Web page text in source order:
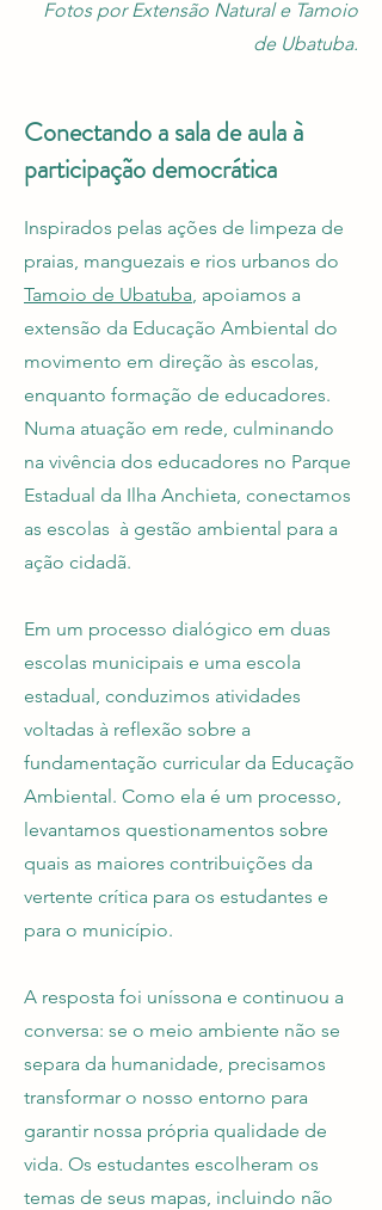
Fotos por Extensão Natural e Tamoio
de Ubatuba.
Conectando a sala de aula à
participação democrática
Inspirados pelas ações de limpeza de
praias, manguezais e rios urbanos do
Tamoio de Ubatuba, apoiamos a
extensão da Educação Ambiental do
movimento em direção às escolas,
enquanto formação de educadores.
Numa atuação em rede, culminando
na vivência dos educadores no Parque
Estadual da Ilha Anchieta, conectamos
as escolas à gestão ambiental para a
ação cidadã.
Em um processo dialógico em duas
escolas municipais e uma escola
estadual, conduzimos atividades
voltadas à reflexão sobre a
fundamentação curricular da Educação
Ambiental. Como ela é um processo,
levantamos questionamentos sobre
quais as maiores contribuições da
vertente crítica para os estudantes e
para o município.
A resposta foi uníssona e continuou a
conversa: se o meio ambiente não se
separa da humanidade, precisamos
transformar o nosso entorno para
garantir nossa própria qualidade de
vida. Os estudantes escolheram os
temas de seus mapas, incluindo não